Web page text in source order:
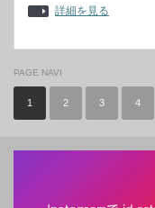
詳細を見る
PAGE NAVI
1 2 3 4